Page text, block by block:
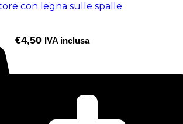
con legna sulle spalle
€4,50 IVA inclusa